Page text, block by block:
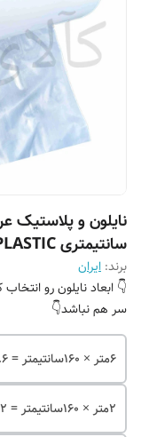
سانتیمتری PLASTIC
برند: ایران
👇 ابعاد نایلون رو
سر هم نباشد👇
۶متر × ۱۶۰سانتیمتر = ۹.۶ مترمربع
۲متر × ۱۶۰سانتیمتر = ۳.۲ مترمربع